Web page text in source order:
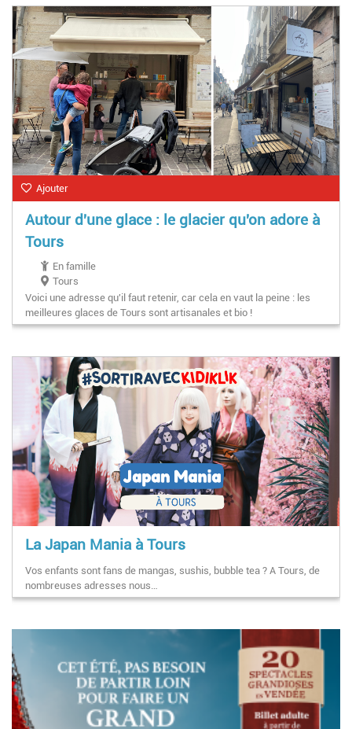
Ajouter
Autour d'une glace : le glacier qu'on adore à
Tours
En famille
Tours
Voici une adresse qu'il faut retenir, car cela en vaut la peine : les
meilleures glaces de Tours sont artisanales et bio !
La Japan Mania à Tours
Vos enfants sont fans de mangas, sushis, bubble tea ? A Tours, de
nombreuses adresses nous…